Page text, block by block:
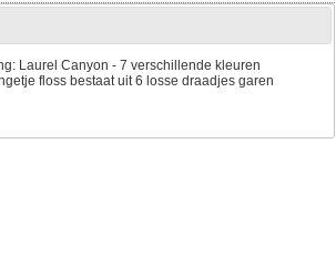
Laurel Canyon - 7 verschillende kleuren
floss bestaat uit 6 losse draadjes garen